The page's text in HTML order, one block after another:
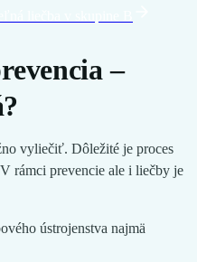
–
vyliečiť. Dôležité je proces
rámci prevencie ale i liečby je
ústrojenstva najmä